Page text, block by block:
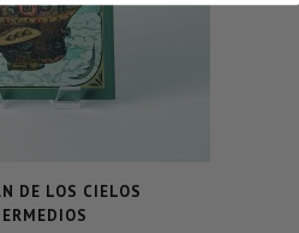
DE LOS CIELOS